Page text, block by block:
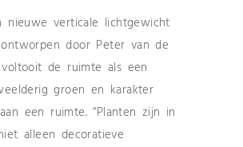
nieuwe verticale lichtgewicht
door Peter van de
de ruimte als een
groen en karakter
een ruimte. “Planten zijn in
alleen decoratieve